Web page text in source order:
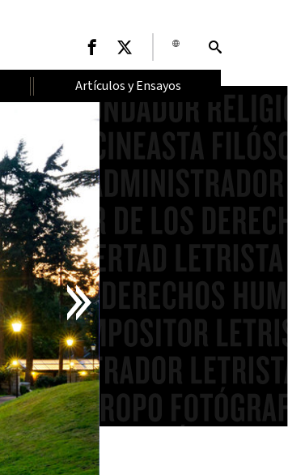
Artículos y Ensayos